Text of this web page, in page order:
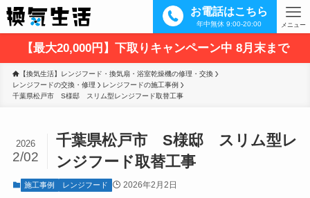
お電話はこちら
年中無休 9:00-20:00 メニュー
【最大20,000円】下取りキャンペーン中 8月末まで
【換気生活】レンジフード・換気扇・浴室乾燥機の修理・交換
レンジフードの交換・修理
レンジフードの施工事例
千葉県松戸市　S様邸　スリム型レンジフード取替工事
千葉県松戸市 S様邸 スリム型レ
ンジフード取替工事
2026
2/02
施工事例 レンジフード 2026年2月2日